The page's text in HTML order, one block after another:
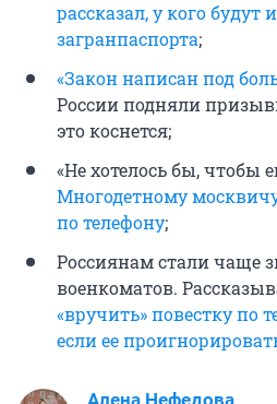
рассказал, у кого будут
загранпаспорта;
«Закон написан под
России подняли
это коснется;
«Не хотелось бы, чтобы
Многодетному
по телефону;
Россиянам стали чаще
военкоматов.
«вручить» повестку по
если ее